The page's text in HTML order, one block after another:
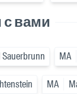
вами
Sauerbrunn MA
MA